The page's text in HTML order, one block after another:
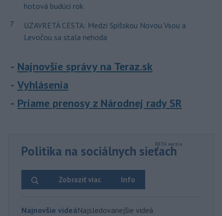
hotová budúci rok
7
UZAVRETÁ CESTA: Medzi Spišskou Novou Vsou a
Levočou sa stala nehoda
Najnovšie správy na Teraz.sk
Vyhlásenia
Priame prenosy z Národnej rady SR
Politika na sociálnych sieťach
Info
Zobraziť viac
Najnovšie videáNajsledovanejšie videá